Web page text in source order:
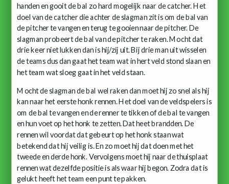
handen en gooit de bal zo hard mogelijk naar de catcher. Het
doel van de catcher die achter de slagman zit is om de bal van
de pitcher te vangen en terug te gooien naar de pitcher. De
slagman probeert de bal van de pitcher te raken. Mocht dat
drie keer niet lukken dan is hij/zij uit. Bij drie man uit wisselen
de teams dus dan gaat het team wat in hert veld stond slaan en
het team wat sloeg gaat in het veld staan.
Mocht de slagman de bal wel raken dan moet hij zo snel als hij
kan naar het eerste honk rennen. Het doel van de veldspelers is
om de bal te vangen en de renner te tikken of de bal te vangen
en hun voet op het honk te zetten. Dat heet brandden. De
rennen wil voordat dat gebeurt op het honk staan wat
betekend dat hij veilig is. En zo moet hij dat doen met het
tweede en derde honk. Vervolgens moet hij naar de thuisplaat
rennen wat dezelfde positie is als waar hij begon. Zodra dat is
gelukt heeft het team een punt te pakken.